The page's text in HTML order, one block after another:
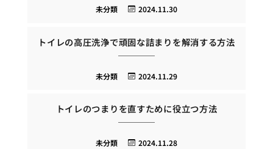
2024.11.30
未分類
トイレの高圧洗浄で頑固な詰まりを解消する方法
2024.11.29
未分類
トイレのつまりを直すために役立つ方法
2024.11.28
未分類